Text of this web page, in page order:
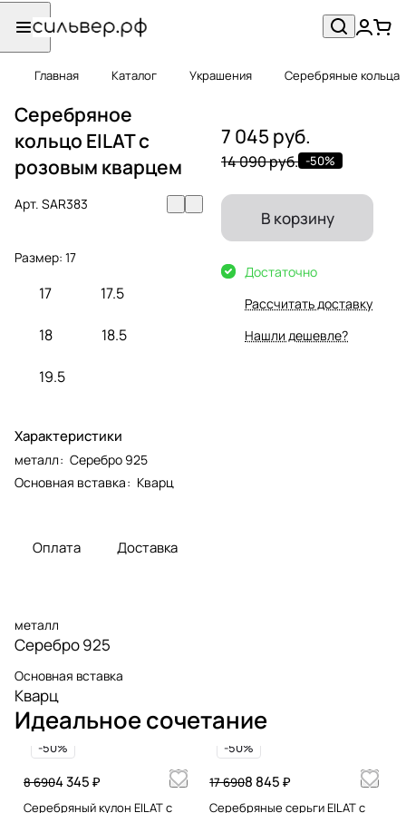
Главная Каталог Украшения Серебряные кольца
Серебряное
кольцо EILAT с
розовым кварцем
Арт. SAR383
Размер: 17
17 17.5
18 18.5
19.5
Характеристики
металл: Серебро 925
Основная вставка: Кварц
7 045 руб.
14 090 руб. -50%
В корзину
Достаточно
Рассчитать доставку
Нашли дешевле?
Оплата Доставка
металл
Серебро 925
Основная вставка
Кварц
Идеальное сочетание
-50%
4 345 ₽
8 690
Серебряный кулон EILAT с
-50%
8 845 ₽
17 690
Серебряные серьги EILAT с